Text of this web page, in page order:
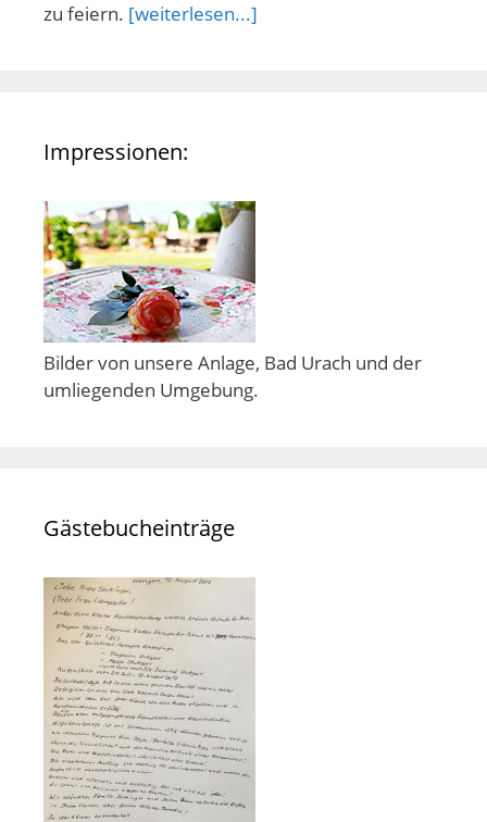
zu feiern. [weiterlesen...]
Impressionen:
Bilder von unsere Anlage, Bad Urach und der
umliegenden Umgebung.
Gästebucheinträge